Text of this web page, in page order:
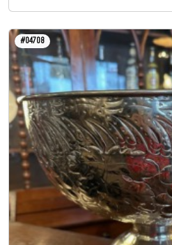
#04708